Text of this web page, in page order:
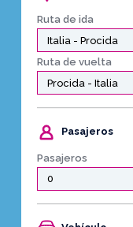
Ruta de ida
Ruta de vuelta
Pasajeros
Pasajeros